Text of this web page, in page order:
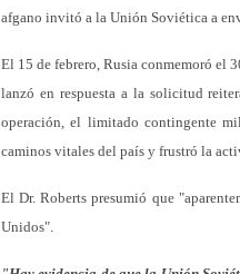
afgano invitó a la Unión Soviética a
El 15 de febrero, Rusia conmemoró el
lanzó en respuesta a la solicitud
operación, el limitado contingente
caminos vitales del país y frustró la
El Dr. Roberts presumió que
Unidos".